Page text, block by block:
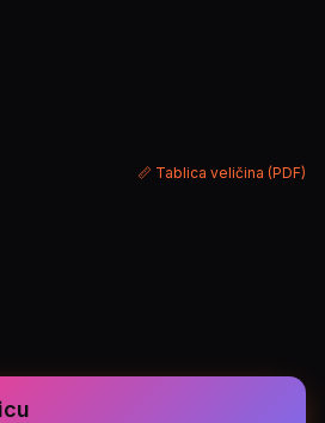
📏 Tablica veličina (PDF)